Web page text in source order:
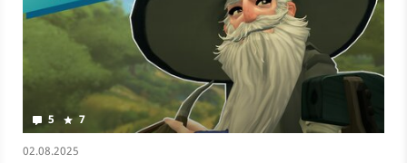
5 7
02.08.2025